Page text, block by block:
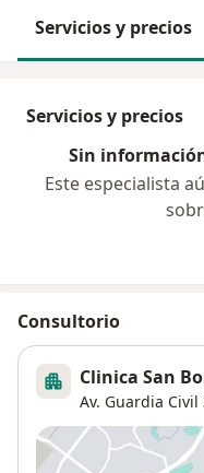
Servicios y precios
Servicios y precios
Sin
Este especialista
Consultorio
Clinica San
Av. Guardia Civil